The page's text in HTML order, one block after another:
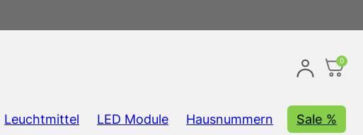
0
Leuchtmittel LED Module Hausnummern Sale %